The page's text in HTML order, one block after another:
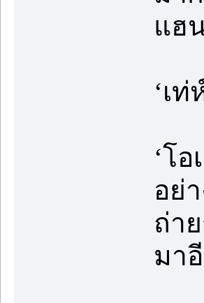
แฮ
‘เ
‘โ
อย่
ถ่า
มา